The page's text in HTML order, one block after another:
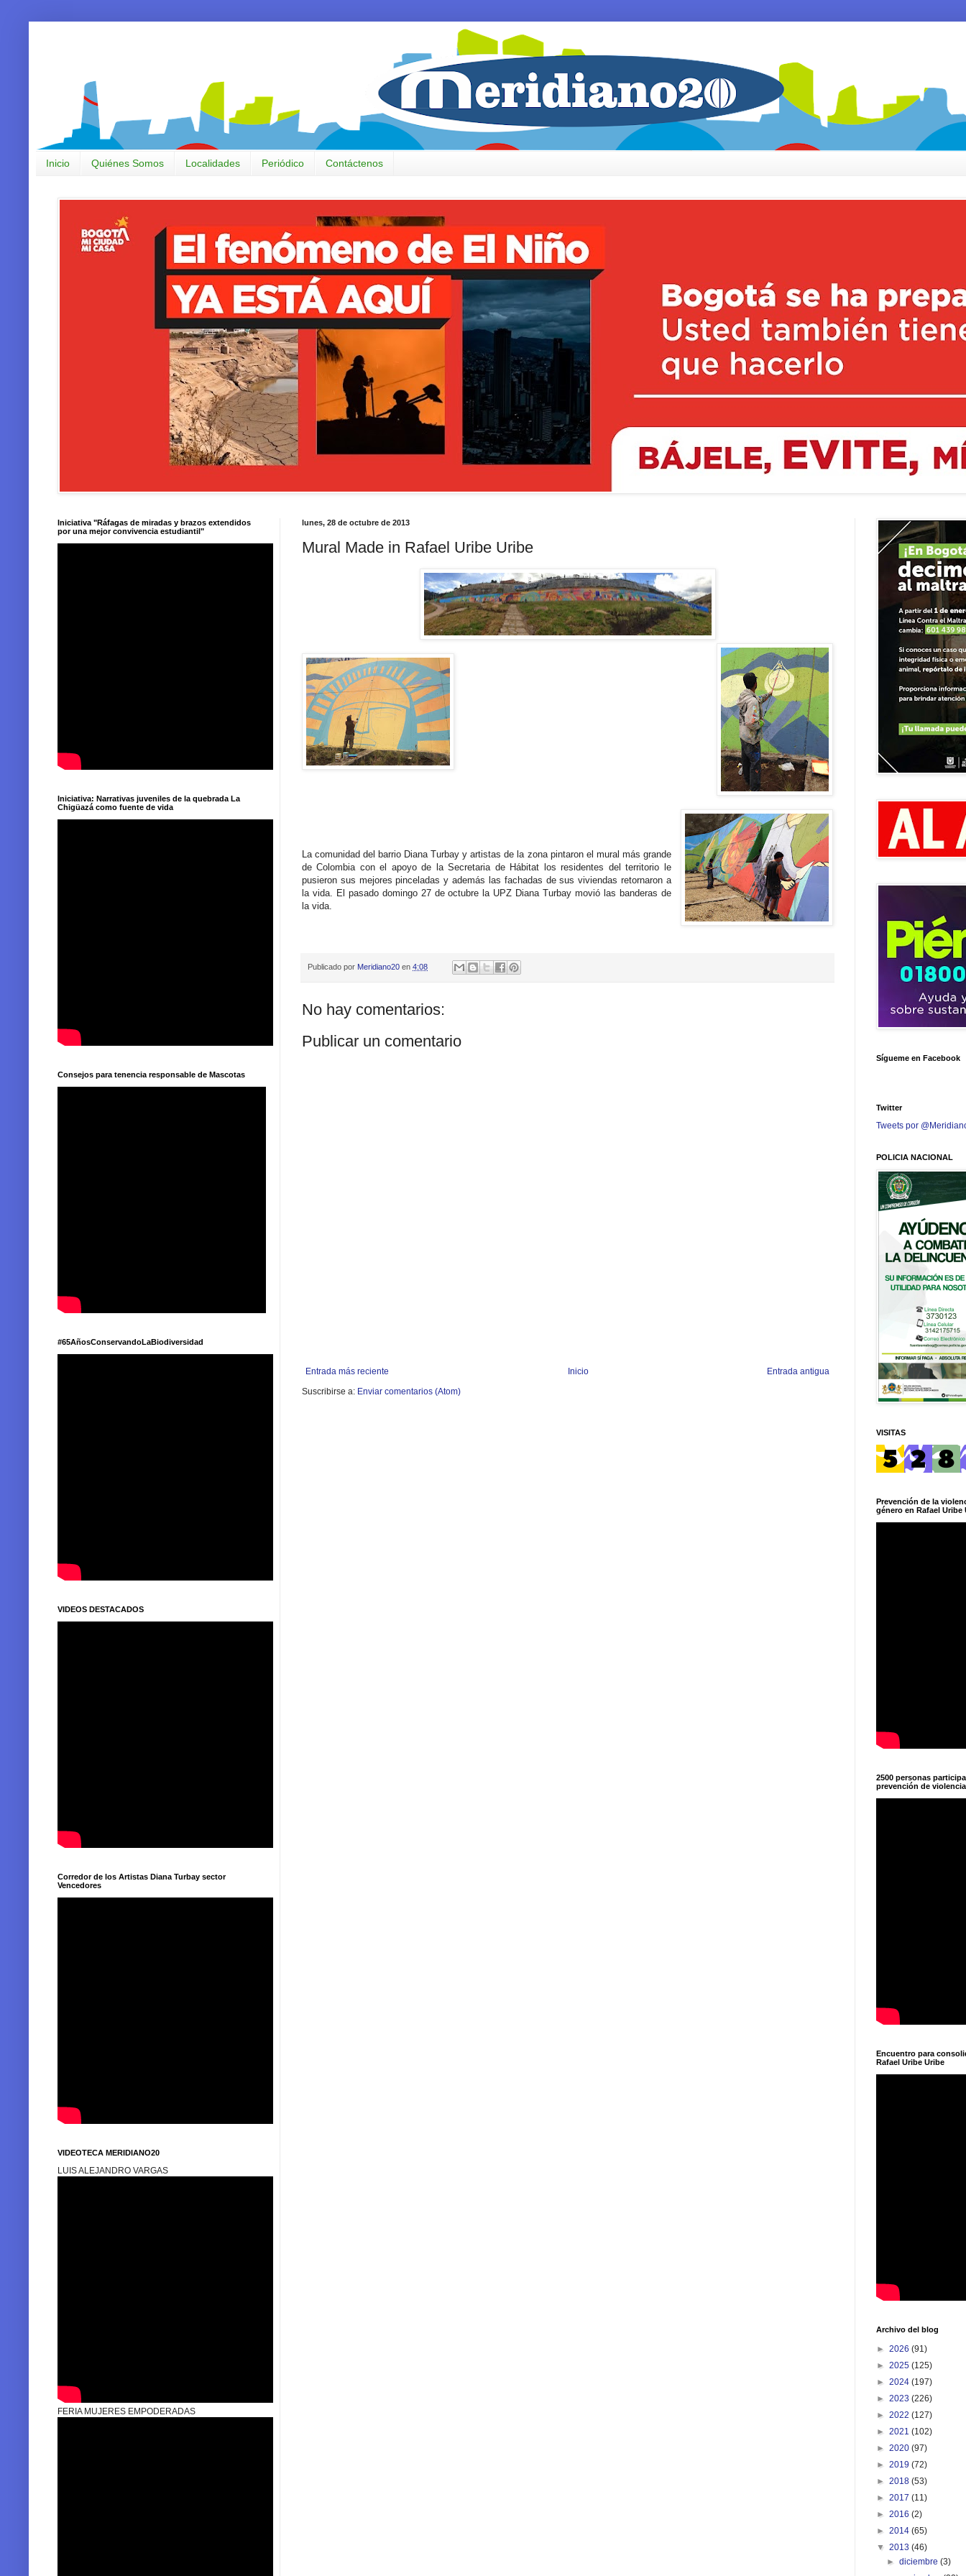
Inicio Quiénes Somos Localidades Periódico Contáctenos
lunes, 28 de octubre de 2013
Mural Made in Rafael Uribe Uribe
La comunidad del barrio Diana Turbay y artistas de la zona pintaron el mural más grande
de Colombia con el apoyo de la Secretaria de Hábitat los residentes del territorio le
pusieron sus mejores pinceladas y además las fachadas de sus viviendas retornaron a
la vida. El pasado domingo 27 de octubre la UPZ Diana Turbay movió las banderas de
la vida.
Publicado por Meridiano20 en 4:08
No hay comentarios:
Publicar un comentario
Entrada más reciente Entrada antigua
Inicio
Suscribirse a: Enviar comentarios (Atom)
Iniciativa "Ráfagas de miradas y brazos extendidos
por una mejor convivencia estudiantil"
Iniciativa: Narrativas juveniles de la quebrada La
Chigüazá como fuente de vida
Consejos para tenencia responsable de Mascotas
#65AñosConservandoLaBiodiversidad
VIDEOS DESTACADOS
Corredor de los Artistas Diana Turbay sector
Vencedores
VIDEOTECA MERIDIANO20
LUIS ALEJANDRO VARGAS
FERIA MUJERES EMPODERADAS
Sígueme en Facebook
Twitter
Tweets por
POLICIA NACIONAL
VISITAS
Prevención de la
género en Rafael Uribe
2500 personas
prevención de
Encuentro para
Rafael Uribe Uribe
Archivo del blog
► 2026 (91)
► 2025 (125)
► 2024 (197)
► 2023 (226)
► 2022 (127)
► 2021 (102)
► 2020 (97)
► 2019 (72)
► 2018 (53)
► 2017 (11)
► 2016 (2)
► 2014 (65)
▼ 2013 (46)
►diciembre(3)